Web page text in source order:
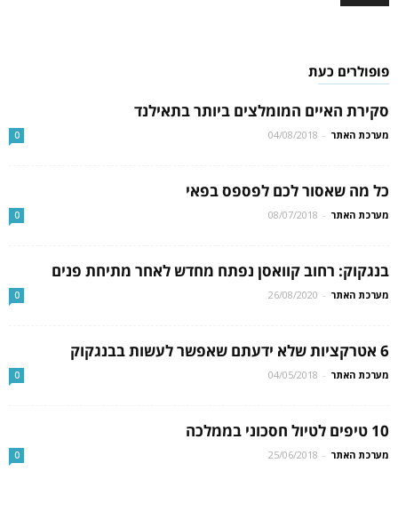
פופולרים כעת
סקירת האיים המומלצים ביותר בתאילנד
מערכת האתר -
04/08/2018
0
כל מה שאסור לכם לפספס בפאי
מערכת האתר -
08/07/2018
0
בנגקוק: רחוב קוואסן נפתח מחדש לאחר מתיחת פנים
מערכת האתר -
26/08/2020
0
6 אטרקציות שלא ידעתם שאפשר לעשות בבנגקוק
מערכת האתר -
04/05/2018
0
10 טיפים לטיול חסכוני בממלכה
מערכת האתר -
25/06/2018
0